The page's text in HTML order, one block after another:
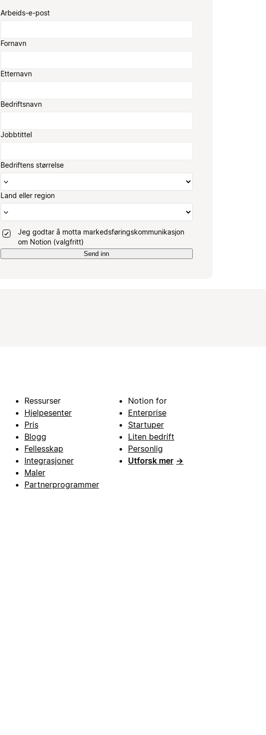
Arbeids-e-post
Fornavn
Etternavn
Bedriftsnavn
Jobbtittel
Bedriftens størrelse
Land eller region
Jeg godtar å motta markedsføringskommunikasjon
om Notion (valgfritt)
Send inn
Ressurser
Hjelpesenter
Pris
Blogg
Fellesskap
Integrasjoner
Maler
Partnerprogrammer
Notion for
Enterprise
Startuper
Liten bedrift
Personlig
Utforsk mer →